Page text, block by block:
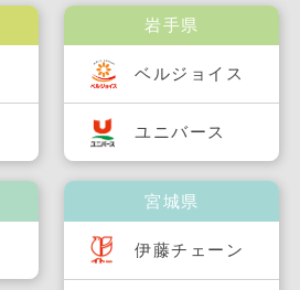
岩手県
ベルジョイス
ユニバース
宮城県
伊藤チェーン